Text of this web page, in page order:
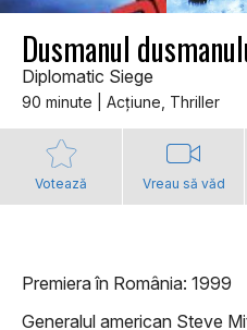
Dusmanul
Diplomatic Siege
90 minute | Acţiune, Thriller
Votează Vreau să văd
Premiera în România: 1999
Generalul american Steve